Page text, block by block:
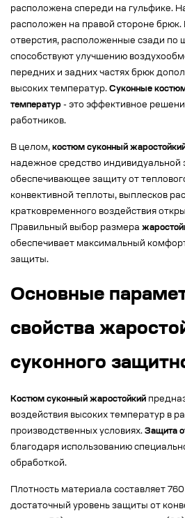
расположена спереди на гульфике.
расположен на правой стороне
отверстия, расположенные сзади по
способствуют улучшению
передних и задних частях брюк
высоких температур. Суконные
температур - это эффективное
работников.
В целом, костюм суконный
надежное средство индивидуальной
обеспечивающее защиту от
конвективной теплоты, выплесков
кратковременного воздействия
Правильный выбор размера
обеспечивает максимальный
защиты.
Основные
свойства
суконного
Костюм суконный жаростойкий
воздействия высоких температур в
производственных условиях. Защита
благодаря использованию
обработкой.
Плотность материала составляет
достаточный уровень защиты от